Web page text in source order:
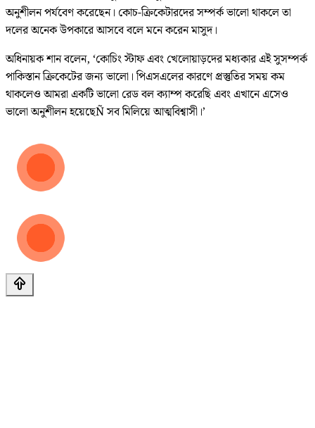
অনুশীলন পর্যবেণ করেছেন। কোচ-ক্রিকেটারদের সম্পর্ক ভালো থাকলে তা
দলের অনেক উপকারে আসবে বলে মনে করেন মাসুদ।
অধিনায়ক শান বলেন, ‘কোচিং স্টাফ এবং খেলোয়াড়দের মধ্যকার এই সুসম্পর্ক
পাকিস্তান ক্রিকেটের জন্য ভালো। পিএসএলের কারণে প্রস্তুতির সময় কম
থাকলেও আমরা একটি ভালো রেড বল ক্যাম্প করেছি এবং এখানে এসেও
ভালো অনুশীলন হয়েছেÑ সব মিলিয়ে আত্মবিশ্বাসী।’